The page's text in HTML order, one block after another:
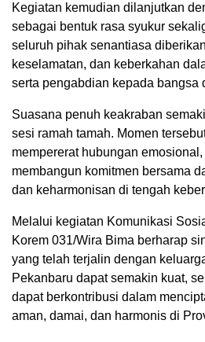
Kegiatan kemudian dilanjutkan
sebagai bentuk rasa syukur
seluruh pihak senantiasa
keselamatan, dan keberkahan
serta pengabdian kepada bangsa
Suasana penuh keakraban
sesi ramah tamah. Momen
mempererat hubungan
membangun komitmen bersama
dan keharmonisan di tengah
Melalui kegiatan Komunikasi
Korem 031/Wira Bima berharap
yang telah terjalin dengan
Pekanbaru dapat semakin kuat,
dapat berkontribusi dalam
aman, damai, dan harmonis di